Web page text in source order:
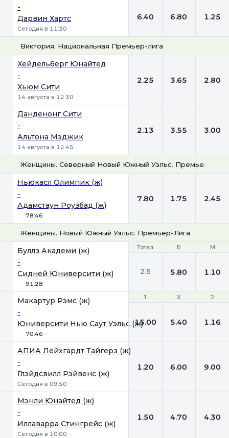
-
Дарвин Хартс
Сегодня в 11:30
6.40 6.80 1.25
Виктория. Национальная Премьер-лига
Хейдельберг Юнайтед
-
Хьюм Сити
14 августа в 12:30
2.25 3.65 2.80
Данденонг Сити
-
Альтона Мэджик
14 августа в 12:45
2.13 3.55 3.00
Женщины. Северный Новый Южный Уэльс. Премьер-лига
Ньюкасл Олимпик (ж)
-
Адамстаун Роузбад (ж)
78:46
7.80 1.75 2.45
Женщины. Новый Южный Уэльс. Премьер-Лига
Тотал Б М
Буллз Академи (ж)
-
Сидней Юниверсити (ж)
91:28
Тотал Б М
2.5 5.80 1.10
1 Х 2
Макартур Рэмс (ж)
-
Юниверсити Нью Саут Уэльс (ж)
70:46
1 Х 2
15.00 5.40 1.16
АПИА Лейхгардт Тайгерз (ж)
-
Глэйдсвилл Рэйвенс (ж)
Сегодня в 09:50
1.20 6.00 9.00
Мэнли Юнайтед (ж)
-
Иллаварра Стингрейс (ж)
Сегодня в 10:00
1.50 4.70 4.30